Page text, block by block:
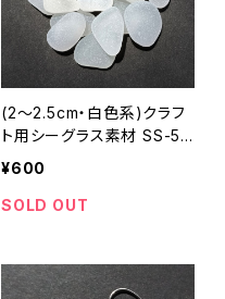
(2～2.5cm・白色系)クラフ
ト用シーグラス素材 SS-50
8
¥600
SOLD OUT